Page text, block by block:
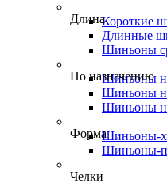
ДлинаКороткие
Длинные
Шиньоны
По назначению
Шиньоны
Шиньоны
Шиньоны
ФормаШиньоны-
Шиньоны-
Челки